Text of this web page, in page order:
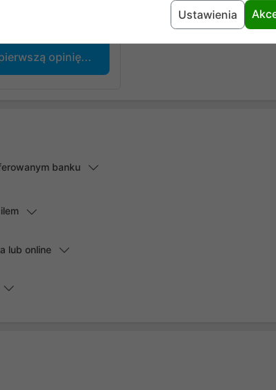
osób, które zakupiły lub używały dany produkt.
opinię...
banku
lub online
Ustawienia